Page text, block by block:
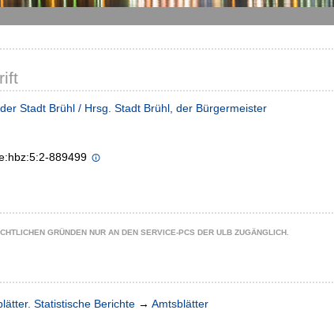
Stadt Brühl / Hrsg. Stadt Brühl, der Bürgermeister
889499
GRÜNDEN NUR AN DEN SERVICE-PCS DER ULB ZUGÄNGLICH.
Statistische Berichte → Amtsblätter